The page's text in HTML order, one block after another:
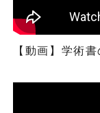
【動画】学術